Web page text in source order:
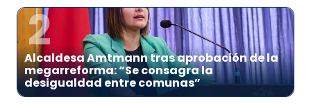
2
Alcaldesa Amtmann tras aprobación de la
megarreforma: “Se consagra la
desigualdad entre comunas”